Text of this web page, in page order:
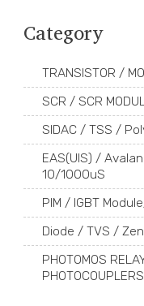
Category
TRANSISTOR /
SCR / SCR
SIDAC / TSS /
EAS(UIS) /
10/1000uS
PIM / IGBT
Diode / TVS /
PHOTOMOS
PHOTOCOUPLERS